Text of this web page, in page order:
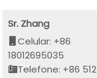
Sr. Zhang
Celular: +86
18012695035
Telefone: +86 512